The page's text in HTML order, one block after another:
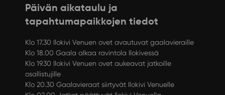
Päivän aikataulu ja
tapahtumapaikkojen tiedot
Klo 17.30 Ilokivi Venuen ovet avautuvat gaalavieraille
Klo 18.00 Gaala alkaa ravintola Ilokivessä
Klo 19.30 Ilokivi Venuen ovet aukeavat jatkoille
osallistujille
Klo 20.30 Gaalavieraat siirtyvät Ilokivi Venuelle